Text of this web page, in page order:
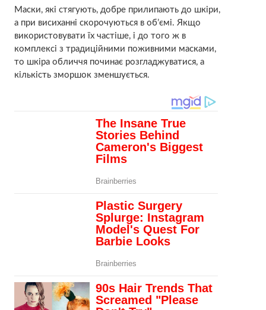
Маски, які стягують, добре прилипають до шкіри,
а при висиханні скорочуються в об’ємі. Якщо
використовувати їх частіше, і до того ж в
комплексі з традиційними поживними масками,
то шкіра обличчя починає розгладжуватися, а
кількість зморшок зменшується.